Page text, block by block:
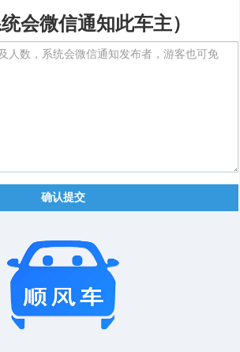
会微信通知此车主）
确认提交